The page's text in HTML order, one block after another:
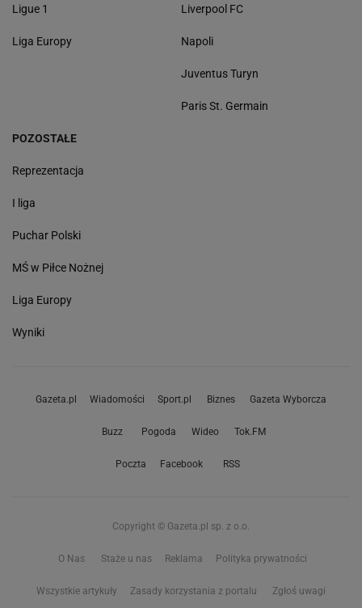
Ligue 1
Liga Europy
Liverpool FC
Napoli
Juventus Turyn
Paris St. Germain
POZOSTAŁE
Reprezentacja
I liga
Puchar Polski
MŚ w Piłce Nożnej
Liga Europy
Wyniki
Gazeta.pl Wiadomości Sport.pl Biznes Gazeta Wyborcza
Buzz Pogoda Wideo Tok.FM
Poczta Facebook RSS
Copyright © Gazeta.pl sp. z o.o.
O Nas Staże u nas Reklama Polityka prywatności
Wszystkie artykuły Zasady korzystania z portalu Zgłoś uwagi